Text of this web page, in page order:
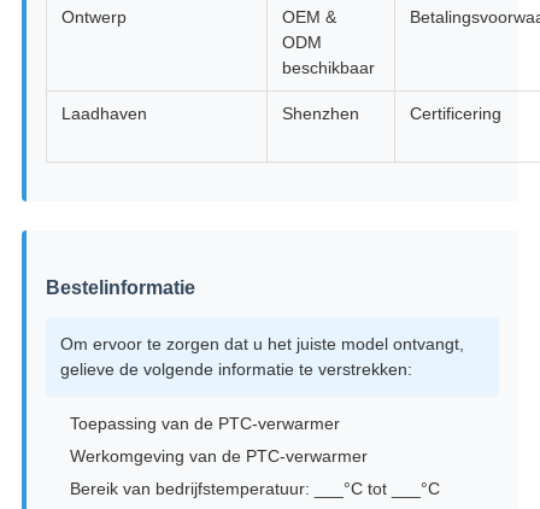
Ontwerp
OEM &
ODM
beschikbaar
Laadhaven Shenzhen Certificering
Bestelinformatie
Om ervoor te zorgen dat u het juiste model ontvangt,
gelieve de volgende informatie te verstrekken:
Toepassing van de PTC-verwarmer
Werkomgeving van de PTC-verwarmer
Bereik van bedrijfstemperatuur: ___°C tot ___°C